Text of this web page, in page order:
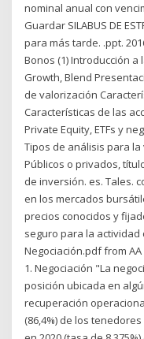
nominal anual con
Guardar SILABUS DE
para más tarde. .ppt.
Bonos (1) Introducción
Growth, Blend
de valorización
Características de las
Private Equity, ETFs y
Tipos de análisis para la
Públicos o privados,
de inversión. es. Tales.
en los mercados
precios conocidos y
seguro para la actividad
Negociación.pdf from
1. Negociación "La
posición ubicada en
recuperación
(86,4%) de los